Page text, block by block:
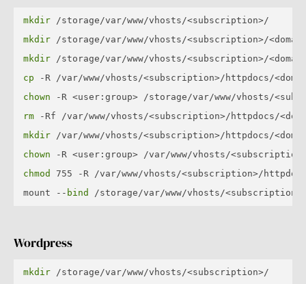
mkdir
mkdir
mkdir
cp
chown
rm
mkdir
chown
chmod
755 -R /var/www/vhosts/<subscription>/
mount -- bind
Wordpress
mkdir